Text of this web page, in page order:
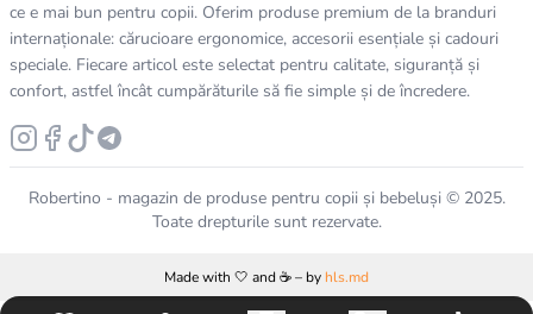
ce e mai bun pentru copii. Oferim produse premium de la branduri
internaționale: cărucioare ergonomice, accesorii esențiale și cadouri
speciale. Fiecare articol este selectat pentru calitate, siguranță și
confort, astfel încât cumpărăturile să fie simple și de încredere.
Robertino - magazin de produse pentru copii și bebeluși © 2025.
Toate drepturile sunt rezervate.
Made with 🤍 and ☕️ – by hls.md